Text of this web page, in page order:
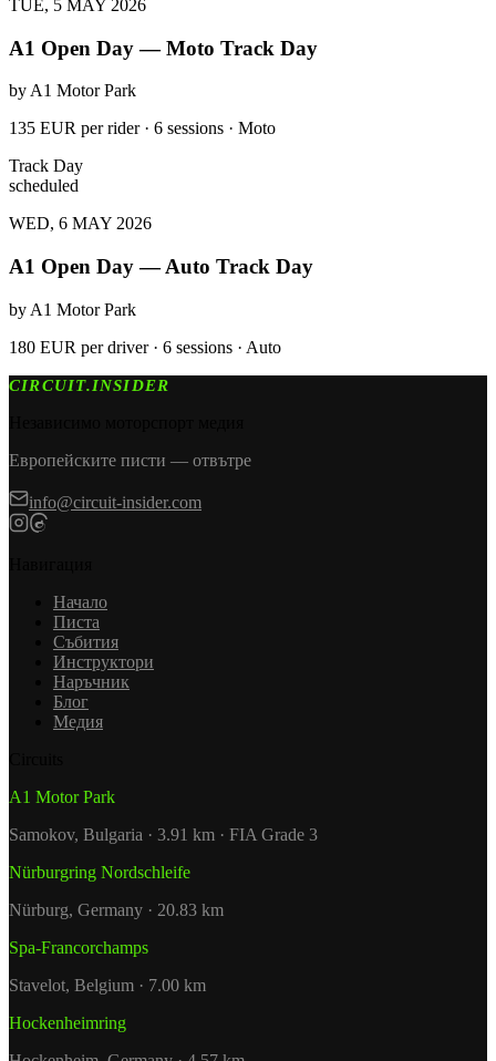
TUE, 5 MAY 2026
A1 Open Day — Moto Track Day
by A1 Motor Park
135 EUR per rider · 6 sessions · Moto
Track Day
scheduled
WED, 6 MAY 2026
A1 Open Day — Auto Track Day
by A1 Motor Park
180 EUR per driver · 6 sessions · Auto
CIRCUIT.INSIDER
Европейските писти — отвътре
info@circuit-insider.com
Начало
Писта
Събития
Инструктори
Наръчник
Блог
Медия
A1 Motor Park
Samokov, Bulgaria · 3.91 km · FIA Grade 3
Nürburgring Nordschleife
Nürburg, Germany · 20.83 km
Spa-Francorchamps
Stavelot, Belgium · 7.00 km
Hockenheimring